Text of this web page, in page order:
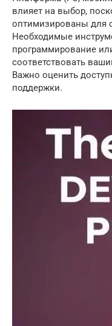
влияет на выбор,
оптимизированы для
Необходимые
программирование
соответствовать
Важно оценить
поддержки.